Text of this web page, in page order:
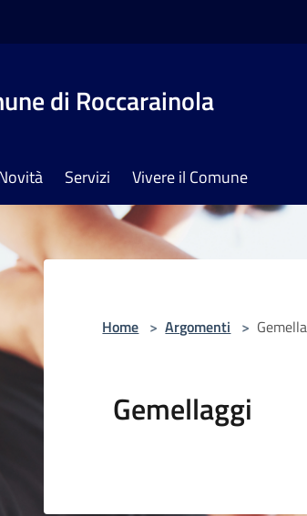
di Roccarainola
Servizi Vivere il Comune
Home > Argomenti >
Gemellaggi